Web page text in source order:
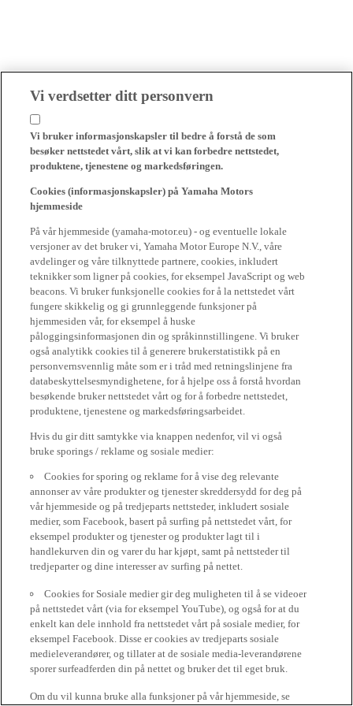
Vi verdsetter ditt personvern
Vi bruker informasjonskapsler til bedre å forstå de som
besøker nettstedet vårt, slik at vi kan forbedre nettstedet,
produktene, tjenestene og markedsføringen.
Cookies (informasjonskapsler) på Yamaha Motors
hjemmeside
På vår hjemmeside (yamaha-motor.eu) - og eventuelle lokale
versjoner av det bruker vi, Yamaha Motor Europe N.V., våre
avdelinger og våre tilknyttede partnere, cookies, inkludert
teknikker som ligner på cookies, for eksempel JavaScript og web
beacons. Vi bruker funksjonelle cookies for å la nettstedet vårt
fungere skikkelig og gi grunnleggende funksjoner på
hjemmesiden vår, for eksempel å huske
påloggingsinformasjonen din og språkinnstillingene. Vi bruker
også analytikk cookies til å generere brukerstatistikk på en
personvernsvennlig måte som er i tråd med retningslinjene fra
databeskyttelsesmyndighetene, for å hjelpe oss å forstå hvordan
besøkende bruker nettstedet vårt og for å forbedre nettstedet,
produktene, tjenestene og markedsføringsarbeidet.
Hvis du gir ditt samtykke via knappen nedenfor, vil vi også
bruke sporings / reklame og sosiale medier:
Cookies for sporing og reklame for å vise deg relevante
annonser av våre produkter og tjenester skreddersydd for deg på
vår hjemmeside og på tredjeparts nettsteder, inkludert sosiale
medier, som Facebook, basert på surfing på nettstedet vårt, for
eksempel produkter og tjenester og produkter lagt til i
handlekurven din og varer du har kjøpt, samt på nettsteder til
tredjeparter og dine interesser av surfing på nettet.
Cookies for Sosiale medier gir deg muligheten til å se videoer
på nettstedet vårt (via for eksempel YouTube), og også for at du
enkelt kan dele innhold fra nettstedet vårt på sosiale medier, for
eksempel Facebook. Disse er cookies av tredjeparts sosiale
medieleverandører, og tillater at de sosiale media-leverandørene
sporer surfeadferden din på nettet og bruker det til eget bruk.
Om du vil kunna bruke alla funksjoner på vår hjemmeside, se